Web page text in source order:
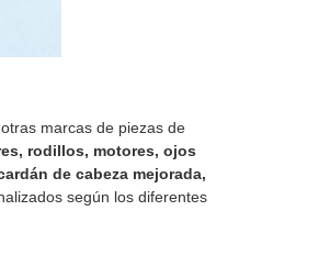
marcas de piezas de
rodillos, motores, ojos
de cabeza mejorada,
según los diferentes